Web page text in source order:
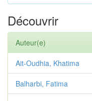
Découvrir
Auteur(e)
Ait-Oudhia, Khatima
Balharbi, Fatima